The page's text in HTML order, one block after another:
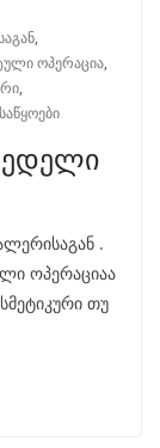
,
ოპერაცია,
,
.
ოპერაციაა
თუ